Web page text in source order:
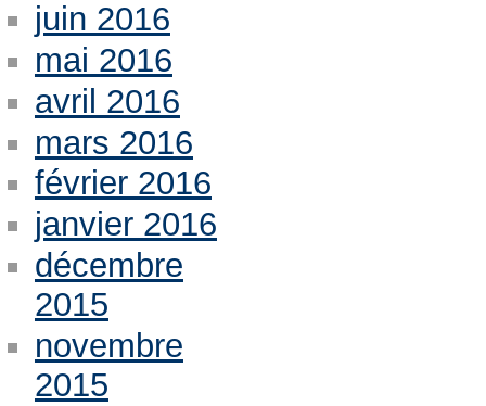
juin 2016
mai 2016
avril 2016
mars 2016
février 2016
janvier 2016
décembre
2015
novembre
2015